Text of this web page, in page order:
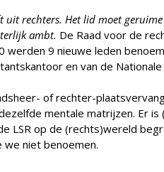
uit rechters. Het lid moet
ambt. De Raad voor de
9 nieuwe leden
en van de
of rechter-
mentale matrijzen. Er is
LSR op de (rechts)wereld
niet benoemen.